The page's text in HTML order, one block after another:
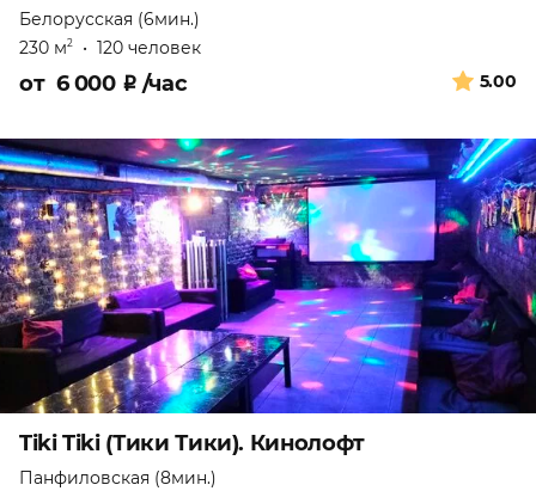
Белорусская (6мин.)
230 м2 • 120 человек
5.00
от 6 000 ₽ /час
Tiki Tiki (Тики Тики). Кинолофт
Панфиловская (8мин.)